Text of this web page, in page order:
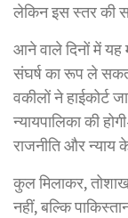
लेकिन इस स्तर की
आने वाले दिनों में
संघर्ष का रूप ले
वकीलों ने हाईकोर्ट
न्यायपालिका की
राजनीति और न्याय
कुल मिलाकर,
नहीं, बल्कि